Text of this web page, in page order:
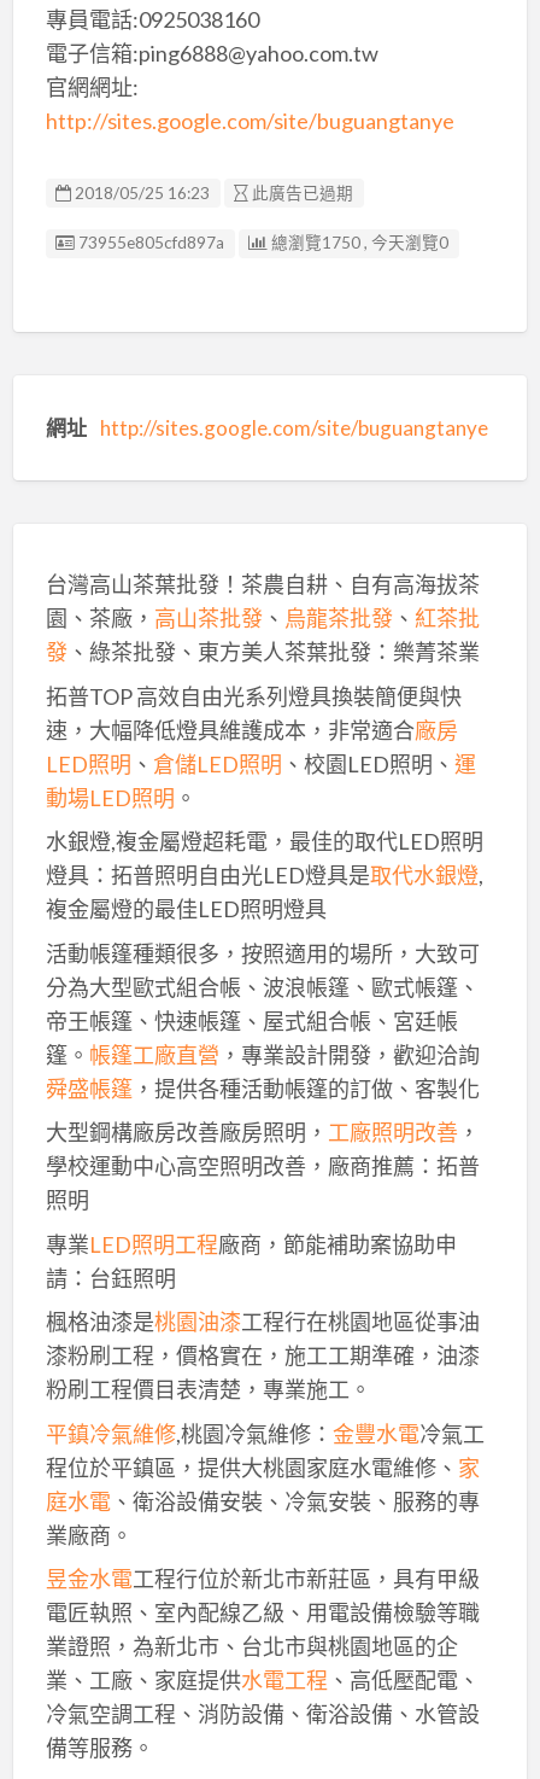
專員電話:0925038160
電子信箱:ping6888@yahoo.com.tw
官網網址:
http://sites.google.com/site/buguangtanye
2018/05/25 16:23 此廣告已過期
廣告编號
73955e805cfd897a 總瀏覽1750 , 今天瀏覽0
網址 http://sites.google.com/site/buguangtanye
台灣高山茶葉批發！茶農自耕、自有高海拔茶
園、茶廠， 高山茶批發、 烏龍茶批發、 紅茶批
發、綠茶批發、東方美人茶葉批發：樂菁茶業
拓普TOP 高效自由光系列燈具換裝簡便與快
速，大幅降低燈具維護成本，非常適合廠房
LED照明 、 倉儲LED照明 、校園LED照明、 運
動場LED照明 。
水銀燈,複金屬燈超耗電，最佳的取代LED照明
燈具：拓普照明自由光LED燈具是取代水銀燈,
複金屬燈的最佳LED照明燈具
活動帳篷種類很多，按照適用的場所，大致可
分為大型歐式組合帳、波浪帳篷、歐式帳篷、
帝王帳篷、快速帳篷、屋式組合帳、宮廷帳
篷。 帳篷工廠直營 ，專業設計開發，歡迎洽詢
舜盛帳篷，提供各種活動帳篷的訂做、客製化
大型鋼構廠房改善廠房照明， 工廠照明改善，
學校運動中心高空照明改善，廠商推薦：拓普
照明
專業LED照明工程廠商，節能補助案協助申
請：台鈺照明
楓格油漆是桃園油漆工程行在桃園地區從事油
漆粉刷工程，價格實在，施工工期準確，油漆
粉刷工程價目表清楚，專業施工。
平鎮冷氣維修,桃園冷氣維修： 金豐水電冷氣工
程位於平鎮區，提供大桃園家庭水電維修、 家
庭水電、衛浴設備安裝、冷氣安裝、服務的專
業廠商。
昱金水電工程行位於新北市新莊區，具有甲級
電匠執照、室內配線乙級、用電設備檢驗等職
業證照，為新北市、台北市與桃園地區的企
業、工廠、家庭提供水電工程 、高低壓配電、
冷氣空調工程、消防設備、衛浴設備、水管設
備等服務。